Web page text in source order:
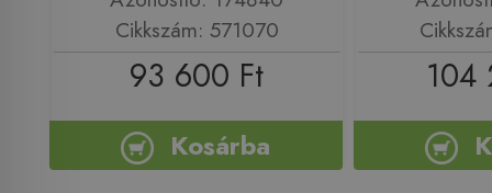
Cikkszám: 571070
93 600 Ft
Kosárba
104